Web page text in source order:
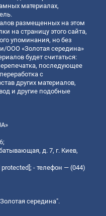
материалах,
размещенных на этом
на страницу этого сайта,
упоминания, но без
ООО «Золотая середина»
будет считаться:
последующее
с
других материалов,
и другие подобные
д. 7, г. Киев,
protected] ; - телефон — (044)
середина".